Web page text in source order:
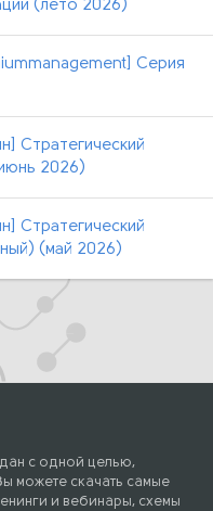
(лето 2026)
Серия
Стратегический
2026)
Стратегический
(май 2026)
с одной целью,
можете скачать самые
и вебинары, схемы